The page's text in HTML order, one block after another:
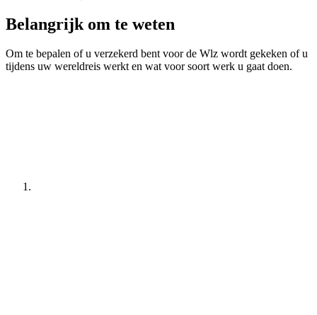
Belangrijk om te weten
Om te bepalen of u verzekerd bent voor de Wlz wordt gekeken of u
tijdens uw wereldreis werkt en wat voor soort werk u gaat doen.